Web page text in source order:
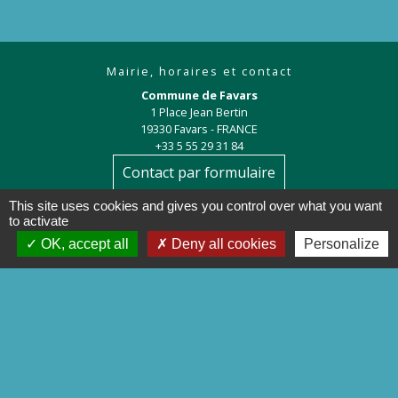
Mairie, horaires et contact
Commune de Favars
1 Place Jean Bertin
19330 Favars - FRANCE
+33 5 55 29 31 84
Contact par formulaire
This site uses cookies and gives you control over what you want
to activate
OK, accept all
Deny all cookies Personalize